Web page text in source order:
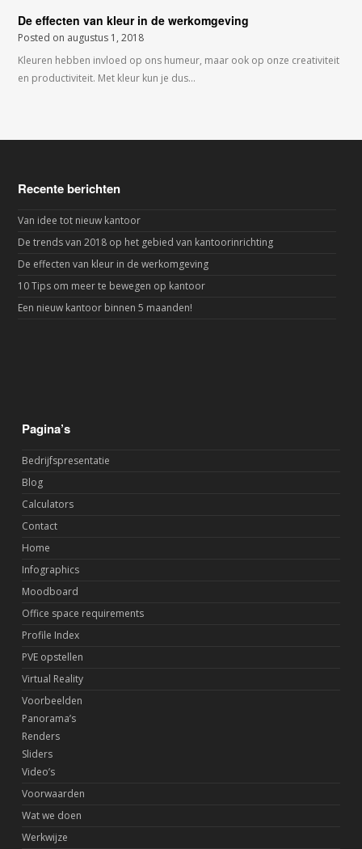
De effecten van kleur in de werkomgeving
Posted on augustus 1, 2018
Kleuren hebben invloed op ons humeur, maar ook op onze creativiteit
en productiviteit. Met kleur kun je dus…
Recente berichten
Van idee tot nieuw kantoor
De trends van 2018 op het gebied van kantoorinrichting
De effecten van kleur in de werkomgeving
10 Tips om meer te bewegen op kantoor
Een nieuw kantoor binnen 5 maanden!
Pagina’s
Bedrijfspresentatie
Blog
Calculators
Contact
Home
Infographics
Moodboard
Office space requirements
Profile Index
PVE opstellen
Virtual Reality
Voorbeelden
Panorama’s
Renders
Sliders
Video’s
Voorwaarden
Wat we doen
Werkwijze